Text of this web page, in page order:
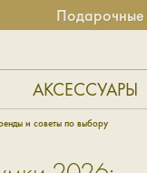
Подарочные
АКСЕССУАРЫ
и советы по выбору